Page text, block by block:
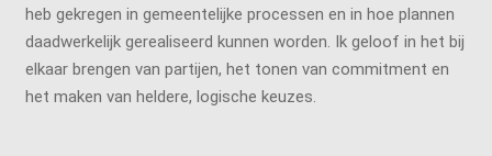
heb gekregen in gemeentelijke processen en in hoe plannen
daadwerkelijk gerealiseerd kunnen worden. Ik geloof in het bij
elkaar brengen van partijen, het tonen van commitment en
het maken van heldere, logische keuzes.